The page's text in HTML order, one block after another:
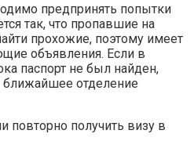
предпринять попытки
так, что пропавшие на
прохожие, поэтому имеет
объявления. Если в
паспорт не был найден,
ближайшее отделение
повторно получить визу в